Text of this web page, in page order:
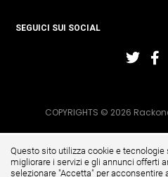
SEGUICI SUI SOCIAL
COPYRIGHTS © 2026 Rackone
Questo sito utilizza cookie e
migliorare i servizi e gli annunci offerti
selezionare "Accetta" per acconsentire